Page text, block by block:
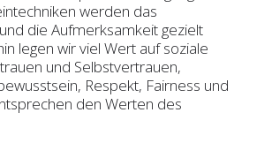
werden das
die Aufmerksamkeit gezielt
legen wir viel Wert auf soziale
und Selbst­vertrauen,
Respekt, Fairness und
den Werten des